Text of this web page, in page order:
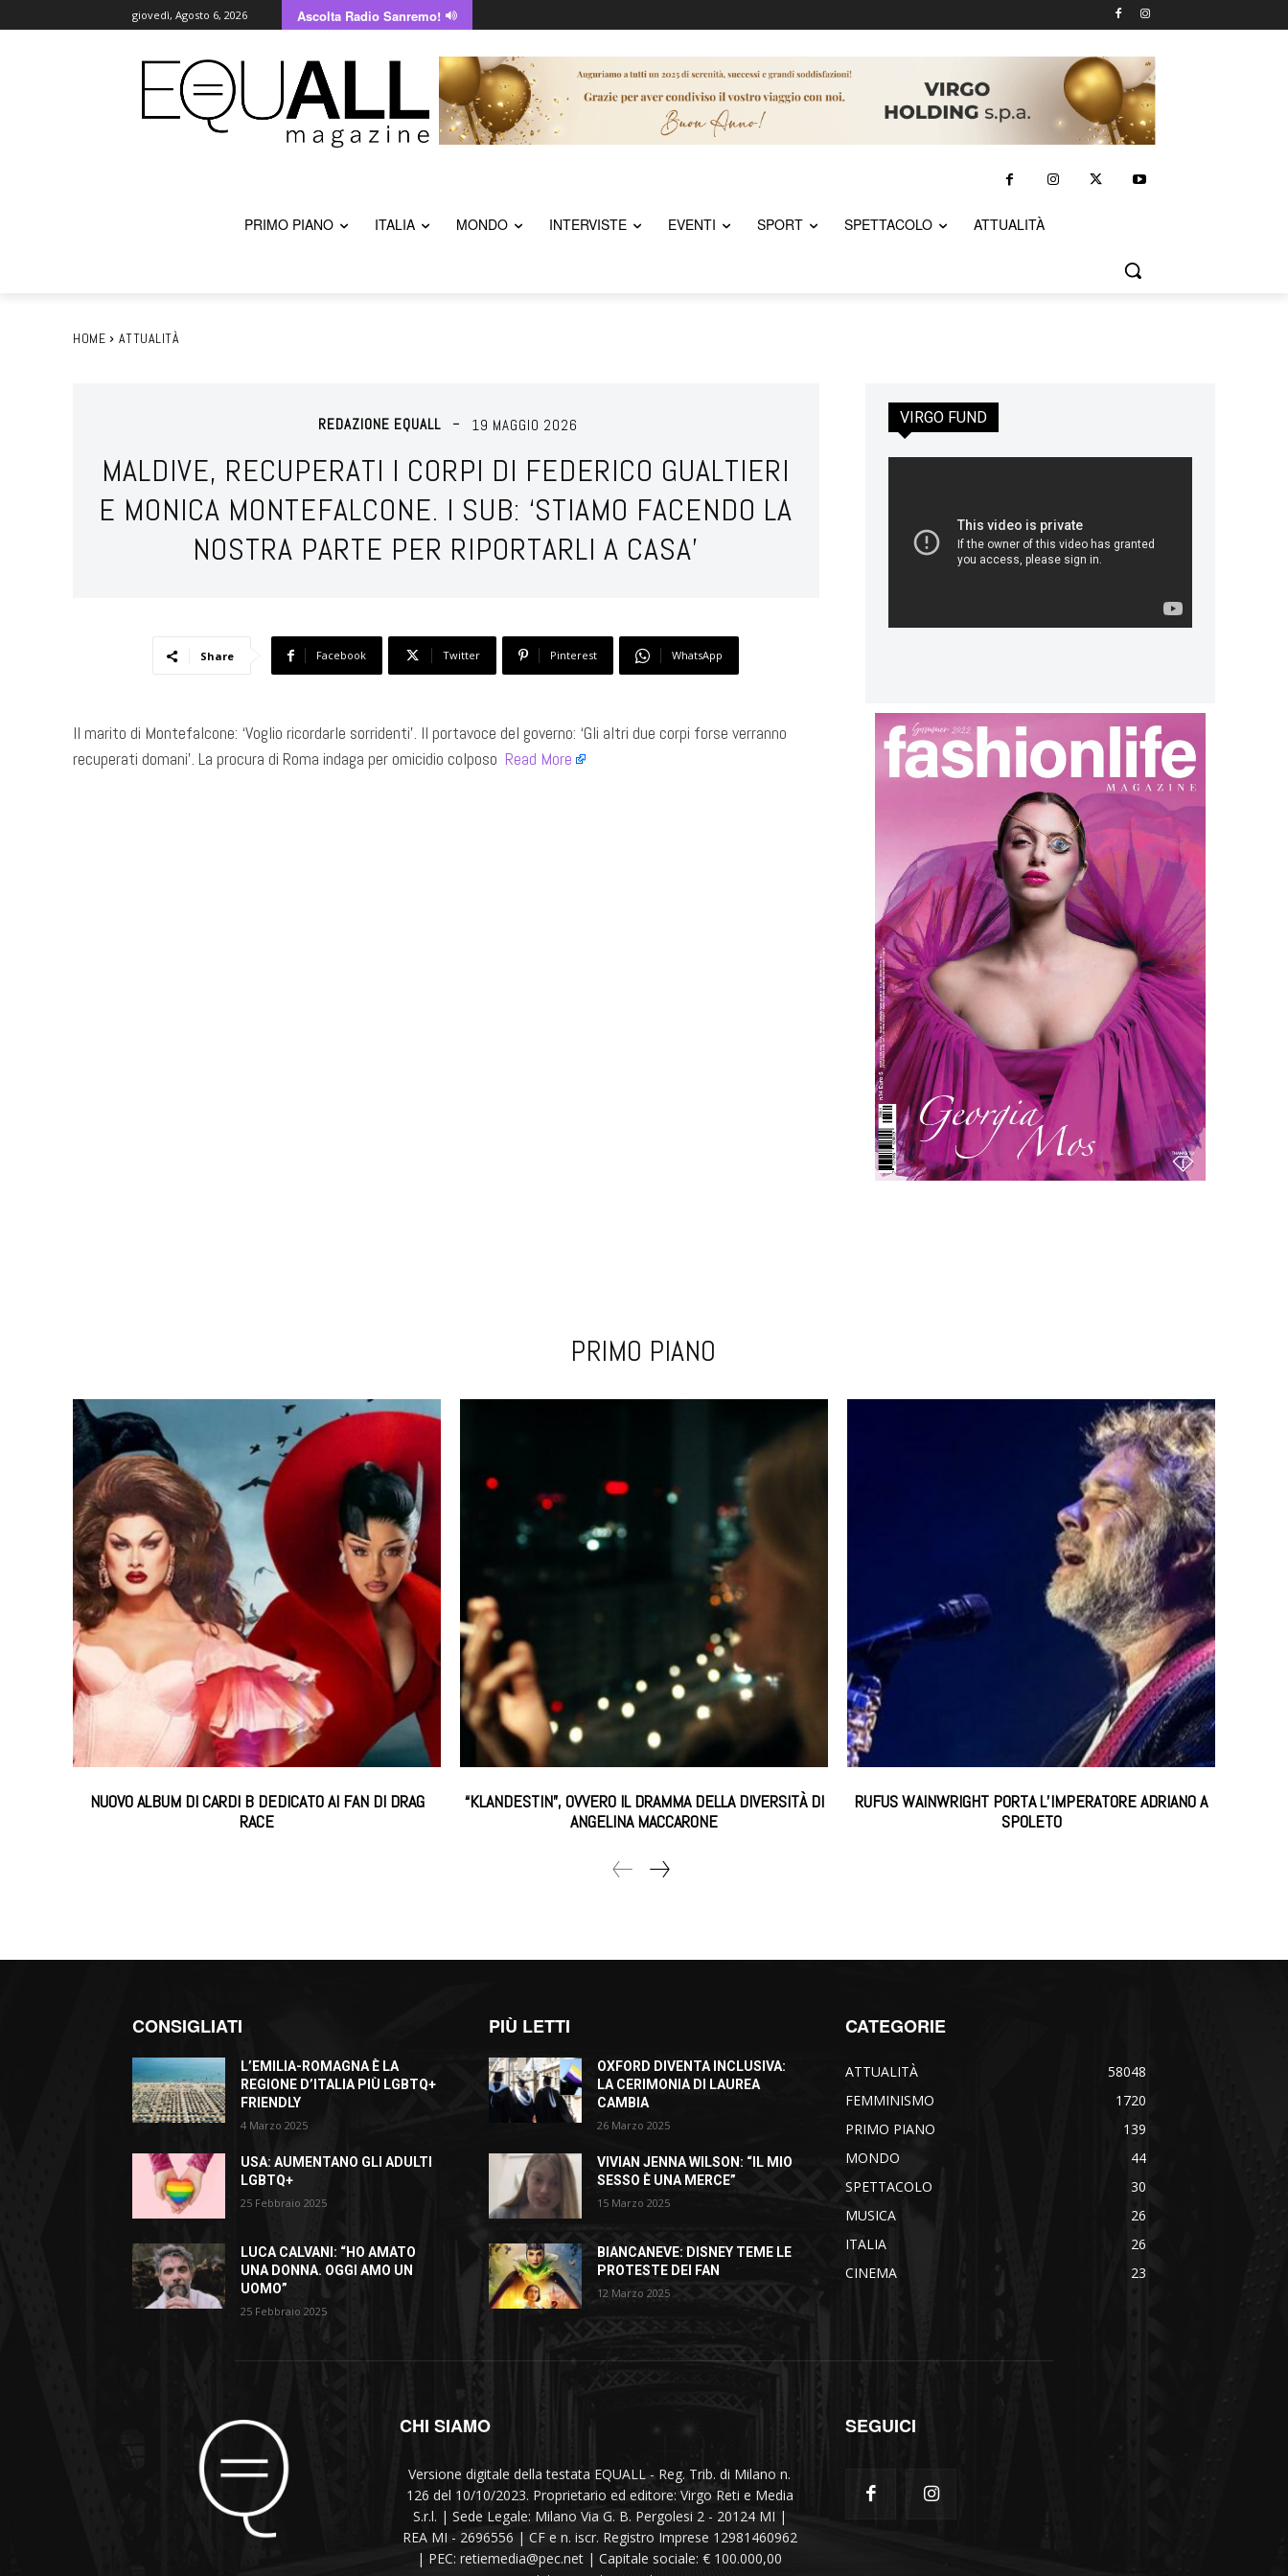
giovedì, Agosto 6, 2026 Ascolta Radio Sanremo!
PRIMO PIANO ITALIA MONDO INTERVISTE EVENTI SPORT SPETTACOLO ATTUALITÀ
HOME ATTUALITÀ
REDAZIONE EQUALL 19 MAGGIO 2026
MALDIVE, RECUPERATI I CORPI DI FEDERICO GUALTIERI
E MONICA MONTEFALCONE. I SUB: ‘STIAMO FACENDO LA
NOSTRA PARTE PER RIPORTARLI A CASA’
Share Facebook Twitter Pinterest WhatsApp
Il marito di Montefalcone: ‘Voglio ricordarle sorridenti’. Il portavoce del governo: ‘Gli altri due corpi forse verranno
recuperati domani’. La procura di Roma indaga per omicidio colposo ​ Read More
VIRGO FUND
PRIMO PIANO
NUOVO ALBUM DI CARDI B DEDICATO AI FAN DI DRAG
RACE
“KLANDESTIN”, OVVERO IL DRAMMA DELLA DIVERSITÀ DI
ANGELINA MACCARONE
RUFUS WAINWRIGHT PORTA L’IMPERATORE ADRIANO A
SPOLETO
CONSIGLIATI
L’EMILIA-ROMAGNA È LA
REGIONE D’ITALIA PIÙ LGBTQ+
FRIENDLY
4 Marzo 2025
USA: AUMENTANO GLI ADULTI
LGBTQ+
25 Febbraio 2025
LUCA CALVANI: “HO AMATO
UNA DONNA. OGGI AMO UN
UOMO”
25 Febbraio 2025
PIÙ LETTI
OXFORD DIVENTA INCLUSIVA:
LA CERIMONIA DI LAUREA
CAMBIA
26 Marzo 2025
VIVIAN JENNA WILSON: “IL MIO
SESSO È UNA MERCE”
15 Marzo 2025
BIANCANEVE: DISNEY TEME LE
PROTESTE DEI FAN
12 Marzo 2025
CATEGORIE
ATTUALITÀ
58048
FEMMINISMO
1720
PRIMO PIANO
139
MONDO
44
SPETTACOLO
30
MUSICA
26
ITALIA
26
CINEMA
23
CHI SIAMO
Versione digitale della testata EQUALL - Reg. Trib. di Milano n.
126 del 10/10/2023. Proprietario ed editore: Virgo Reti e Media
S.r.l. | Sede Legale: Milano Via G. B. Pergolesi 2 - 20124 MI |
REA MI - 2696556 | CF e n. iscr. Registro Imprese 12981460962
| PEC: retiemedia@pec.net | Capitale sociale: € 100.000,00
SEGUICI